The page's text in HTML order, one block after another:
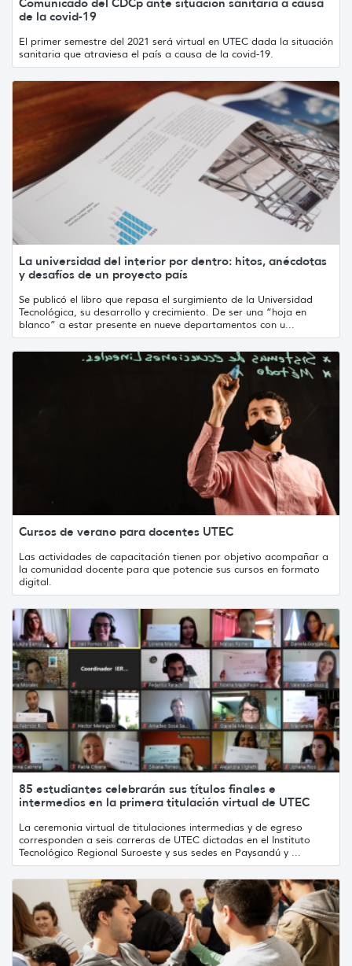
de la covid-19
El primer semestre del 2021 será virtual en UTEC dada la situación
sanitaria que atraviesa el país a causa de la covid-19.
La universidad del interior por dentro: hitos, anécdotas
y desafíos de un proyecto país
Se publicó el libro que repasa el surgimiento de la Universidad
Tecnológica, su desarrollo y crecimiento. De ser una “hoja en
blanco” a estar presente en nueve departamentos con u...
Cursos de verano para docentes UTEC
Las actividades de capacitación tienen por objetivo acompañar a
la comunidad docente para que potencie sus cursos en formato
digital.
85 estudiantes celebrarán sus títulos finales e
intermedios en la primera titulación virtual de UTEC
La ceremonia virtual de titulaciones intermedias y de egreso
corresponden a seis carreras de UTEC dictadas en el Instituto
Tecnológico Regional Suroeste y sus sedes en Paysandú y ...